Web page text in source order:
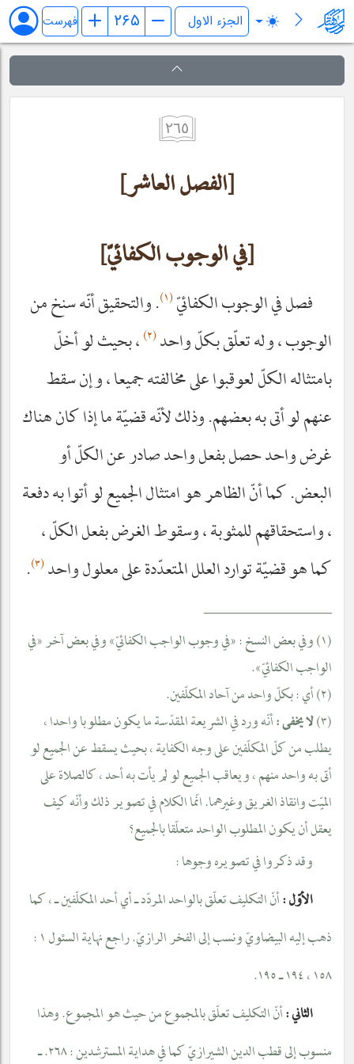
کفایة الاصول فهرست
٢٦٥
[الفصل العاشر]
[في الوجوب الكفائيّ]
فصل في الوجوب الكفائيّ(١) . والتحقيق أنّه سنخ من
الوجوب ، وله تعلّق بكلّ واحد(٢) ، بحيث لو أخلّ
بامتثاله الكلّ لعوقبوا على مخالفته جميعا ، وإن سقط
عنهم لو أتى به بعضهم. وذلك لأنّه قضيّة ما إذا كان هناك
غرض واحد حصل بفعل واحد صادر عن الكلّ أو
البعض. كما أنّ الظاهر هو امتثال الجميع لو أتوا به دفعة
، واستحقاقهم للمثوبة ، وسقوط الغرض بفعل الكلّ ،
كما هو قضيّة توارد العلل المتعدّدة على معلول واحد(٣) .
__________________
(١) وفي بعض النسخ : «في وجوب الواجب الكفائيّ» وفي بعض آخر «في
الواجب الكفائيّ».
(٢) أي : بكلّ واحد من آحاد المكلّفين.
(٣) لا يخفى :أنّه ورد في الشريعة المقدّسة ما يكون مطلوبا واحدا ،
يطلب من كلّ المكلّفين على وجه الكفاية ، بحيث يسقط عن الجميع لو
أتى به واحد منهم ، ويعاقب الجميع لو لم يأت به أحد ، كالصلاة على
الميّت وانقاذ الغريق وغيرهما. انّما الكلام في تصوير ذلك وأنّه كيف
يعقل أن يكون المطلوب الواحد متعلّقا بالجميع؟
وقد ذكروا في تصويره وجوها :
الأوّل :أنّ التكليف تعلّق بالواحد المردّد ـ أي أحد المكلّفين ـ ، كما
ذهب إليه البيضاويّ ونسب إلى الفخر الرازيّ. راجع نهاية السئول ١ :
١٥٨ ، ١٩٤ ـ ١٩٥.
الثاني :أنّ التكليف تعلّق بالمجموع من حيث هو المجموع. وهذا
منسوب إلى قطب الدين الشيرازيّ كما في هداية المسترشدين : ٢٦٨. ـ